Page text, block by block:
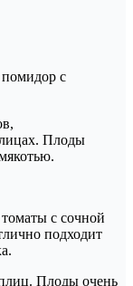
с
Плоды
с сочной
подходит
Плоды очень